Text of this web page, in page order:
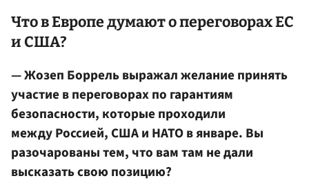
Что в Европе думают о переговорах ЕС
и США?
— Жозеп Боррель выражал желание принять
участие в переговорах по гарантиям
безопасности, которые проходили
между Россией, США и НАТО в январе. Вы
разочарованы тем, что вам там не дали
высказать свою позицию?